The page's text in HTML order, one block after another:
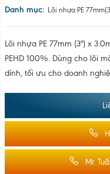
Danh mục: Lõi nhựa PE
Lõi nhựa PE 77mm (3'') x
PEHD 100%. Dùng cho lõi
dính, tối ưu cho doanh
Mr.